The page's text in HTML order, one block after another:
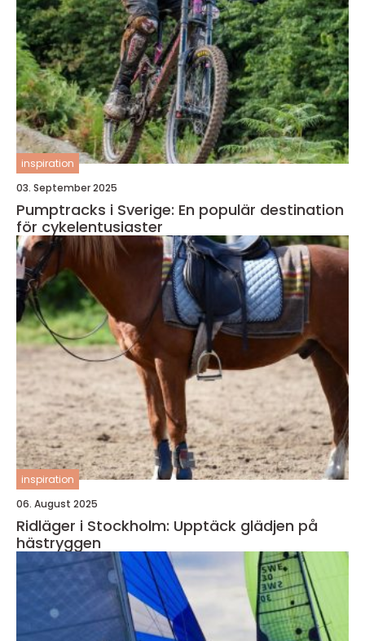
inspiration
03. September 2025
Pumptracks i Sverige: En populär destination
för cykelentusiaster
inspiration
06. August 2025
Ridläger i Stockholm: Upptäck glädjen på
hästryggen